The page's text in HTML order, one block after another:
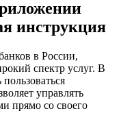
инструкция
в России,
спектр услуг. В
управлять
прямо со своего